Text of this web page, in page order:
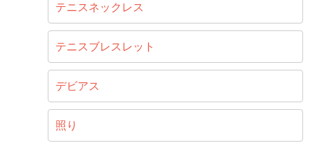
テニスネックレス
テニスブレスレット
デビアス
照り